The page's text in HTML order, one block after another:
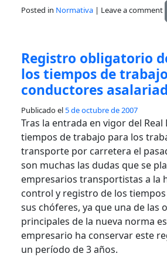
Posted in Normativa | Leave a comment
Registro obligatorio
los tiempos de
conductores
Publicado el5 de octubre de 2007
Tras la entrada en vigor del Real
tiempos de trabajo para los
transporte por carretera el
son muchas las dudas que se
empresarios transportistas a la
control y registro de los
sus chóferes, ya que una de las
principales de la nueva norma
empresario ha conservar este
un período de 3 años.